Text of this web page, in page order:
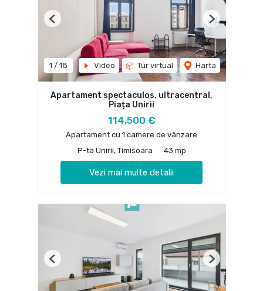
1 / 18 Video Tur virtual Harta
Previous Next
Apartament spectaculos, ultracentral,
Piața Unirii
114,500 €
Apartament cu 1 camere de vânzare
P-ta Unirii, Timisoara
43 mp
Vezi mai multe detalii
Previous Next